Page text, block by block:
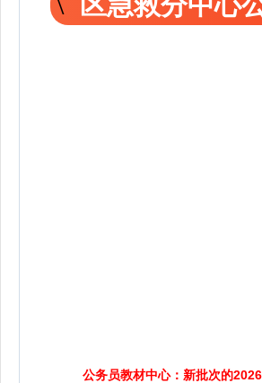
公务员教材中心：新批次的